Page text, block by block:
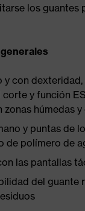
los guantes
y con
y función
zonas húmedas
y puntas de
de polímero de
las pantallas
del guante